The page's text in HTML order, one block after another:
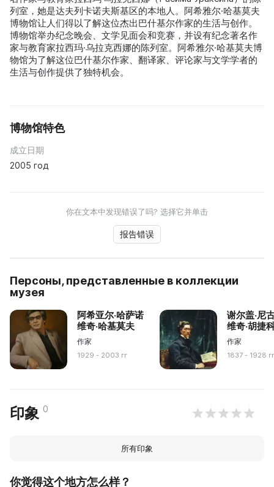
列室，她是达夫列卡诺夫斯基区的本地人。阿希雅尔·哈基莫夫
博物馆让人们得以了解这位杰出巴什基尔作家的生活与创作。
博物馆举办纪念晚会、文学见面会和竞赛，并设有纪念著名作
家与教育家拉西玛·乌拉克西娜的陈列室。阿希雅尔·哈基莫夫博
物馆为了解这位巴什基尔作家、翻译家、评论家与文学学者的
生活与创作提供了独特机会。
博物馆特色
成立日期
2005 год
你在文本中发现错误了吗? 选择它并单击
报告错误
Персоны, представленные в коллекции
музея
阿希亚尔·哈萨诺
维奇·哈基莫夫
作家
1929 - 2003 гг
谢尔盖·尼
维奇·胡捷
作家
1837 - 1928
印象 0
所有印象
你觉得这个地方怎么样？